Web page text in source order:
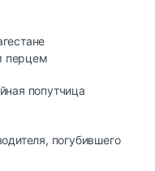
перцем
попутчица
погубившего